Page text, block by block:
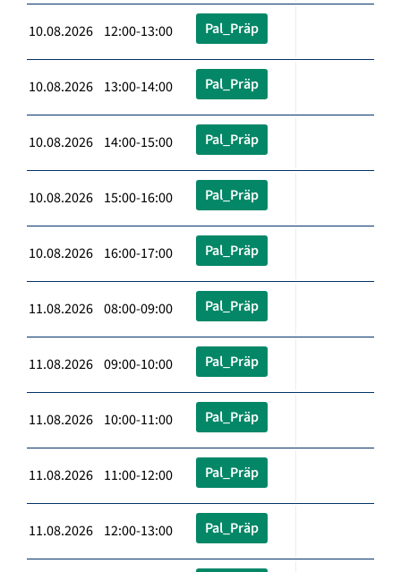
10.08.2026 12:00-13:00 Pal_Präp
10.08.2026 13:00-14:00 Pal_Präp
10.08.2026 14:00-15:00 Pal_Präp
10.08.2026 15:00-16:00 Pal_Präp
10.08.2026 16:00-17:00 Pal_Präp
11.08.2026 08:00-09:00 Pal_Präp
11.08.2026 09:00-10:00 Pal_Präp
11.08.2026 10:00-11:00 Pal_Präp
11.08.2026 11:00-12:00 Pal_Präp
11.08.2026 12:00-13:00 Pal_Präp